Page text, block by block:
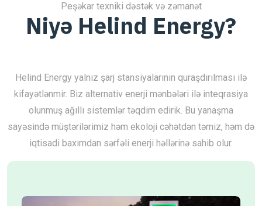
Peşəkar texniki dəstək və zəmanət
Niyə Helind Energy?
Helind Energy yalnız şarj stansiyalarının quraşdırılması ilə
kifayətlənmir. Biz alternativ enerji mənbələri ilə inteqrasiya
olunmuş ağıllı sistemlər təqdim edirik. Bu yanaşma
sayəsində müştərilərimiz həm ekoloji cəhətdən təmiz, həm də
iqtisadi baxımdan sərfəli enerji həllərinə sahib olur.